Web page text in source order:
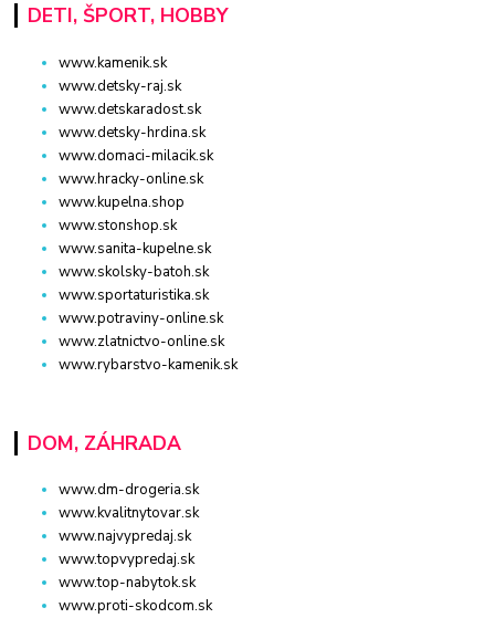
DETI, ŠPORT, HOBBY
www.kamenik.sk
www.detsky-raj.sk
www.detskaradost.sk
www.detsky-hrdina.sk
www.domaci-milacik.sk
www.hracky-online.sk
www.kupelna.shop
www.stonshop.sk
www.sanita-kupelne.sk
www.skolsky-batoh.sk
www.sportaturistika.sk
www.potraviny-online.sk
www.zlatnictvo-online.sk
www.rybarstvo-kamenik.sk
DOM, ZÁHRADA
www.dm-drogeria.sk
www.kvalitnytovar.sk
www.najvypredaj.sk
www.topvypredaj.sk
www.top-nabytok.sk
www.proti-skodcom.sk